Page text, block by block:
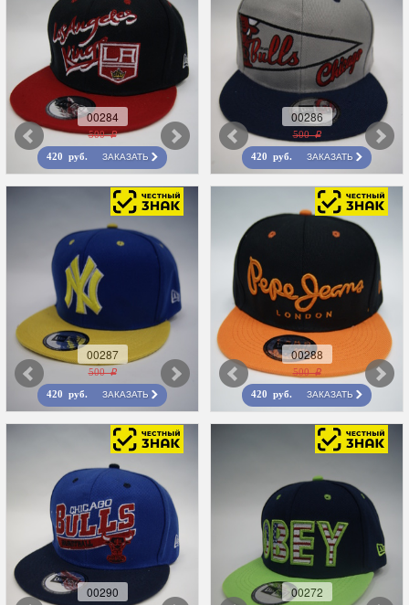
00284
500 r
420 руб. ЗАКАЗАТЬ
00286
500 r
420 руб. ЗАКАЗАТЬ
00287
500 r
420 руб. ЗАКАЗАТЬ
00288
500 r
420 руб. ЗАКАЗАТЬ
00290 00272